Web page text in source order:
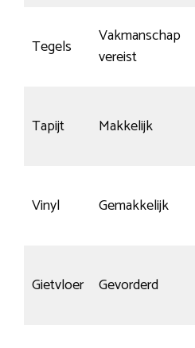
Tegels
Vakmanschap
vereist
Tapijt Makkelijk
Vinyl Gemakkelijk
Gietvloer Gevorderd